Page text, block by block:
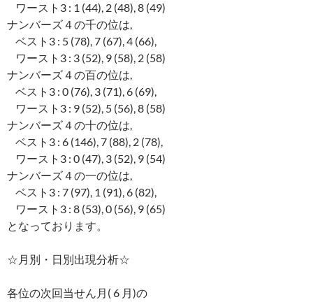
ワースト3 : 1 (44), 2 (48), 8 (49)
ナンバーズ４の千の位は,
ベスト3 : 5 (78), 7 (67), 4 (66),
ワースト3 : 3 (52), 9 (58), 2 (58)
ナンバーズ４の百の位は,
ベスト3 : 0 (76), 3 (71), 6 (69),
ワースト3 : 9 (52), 5 (56), 8 (58)
ナンバーズ４の十の位は,
ベスト3 : 6 (146), 7 (88), 2 (78),
ワースト3 : 0 (47), 3 (52), 9 (54)
ナンバーズ４の一の位は,
ベスト3 : 7 (97), 1 (91), 6 (82),
ワースト3 : 8 (53), 0 (56), 9 (65)
となっております。
☆月別・日別出現分析☆
各位の次回当せん月( 6 月)の